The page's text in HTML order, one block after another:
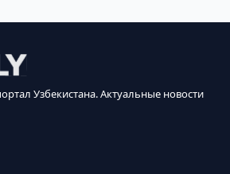
Узбекистана. Актуальные новости